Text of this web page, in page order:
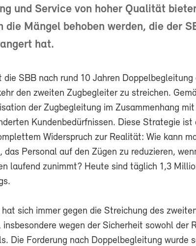
und Service von hoher Qualität
die Mängel behoben werden, die der
hat.
die SBB nach rund 10 Jahren Doppelbegleitung
den zweiten Zugbegleiter zu streichen.
der Zugbegleitung im Zusammenhang
Kundenbedürfnissen. Diese Strategie ist
Widerspruch zur Realität: Wie kann
das Personal auf den Zügen zu reduzieren,
laufend zunimmt? Heute sind täglich 1,3
hat sich immer gegen die Streichung des
insbesondere wegen der Sicherheit sowohl der
Die Forderung nach Doppelbegleitung wurde